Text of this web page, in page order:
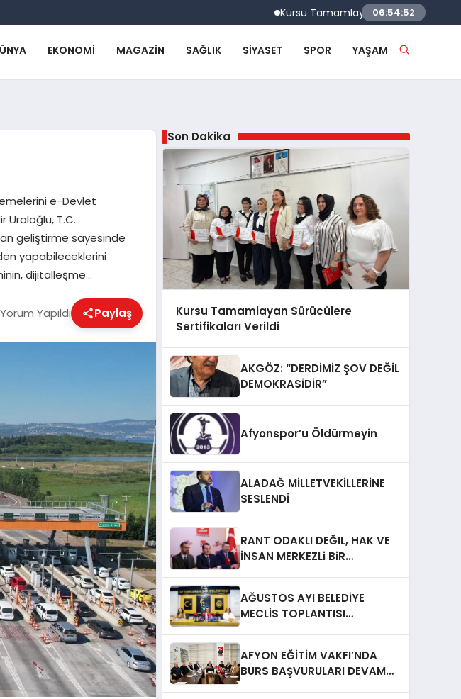
Kursu Tamamlayan Sürücülere Sertifikaları
06:54:53
EKONOMI MAGAZIN SAĞLIK SIYASET SPOR YAŞAM
e-Devlet
Uraloğlu, T.C.
geliştirme sayesinde
yapabileceklerini
dijitalleşme…
Yapıldı Paylaş
Son Dakika
Kursu Tamamlayan Sürücülere
Sertifikaları Verildi
AKGÖZ: “DERDİMİZ ŞOV DEĞİL
DEMOKRASİDİR”
Afyonspor’u Öldürmeyin
ALADAĞ MİLLETVEKİLLERİNE
SESLENDİ
RANT ODAKLI DEĞIL, HAK VE
İNSAN MERKEZLi BiR
YANINDAYIZ!
AĞUSTOS AYI BELEDİYE
MECLİS TOPLANTISI
AFYON EĞİTİM VAKFI’NDA
BURS BAŞVURULARI DEVAM